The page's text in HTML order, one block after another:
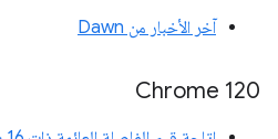
آخر الأخبار من Dawn
‫Chrome 120